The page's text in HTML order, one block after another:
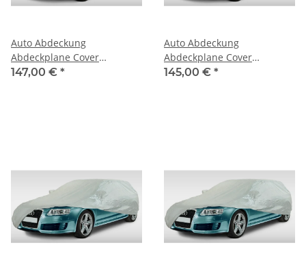
Auto Abdeckung
Abdeckplane Cover
Ganzgarage outdoor
147,00 € *
Auto Abdeckung
Abdeckplane Cover
Ganzgarage outdoor
145,00 € *